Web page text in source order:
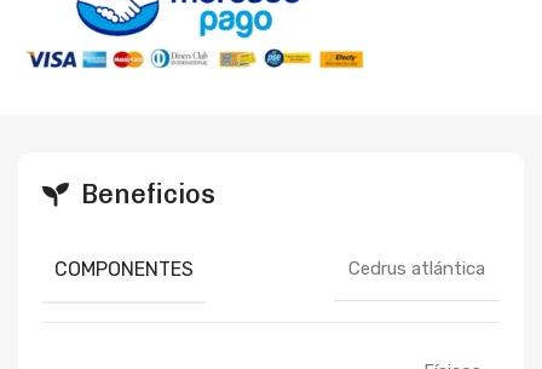
Beneficios
COMPONENTES Cedrus atlántica